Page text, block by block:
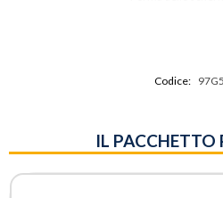
Codice:
IL PACCHETTO